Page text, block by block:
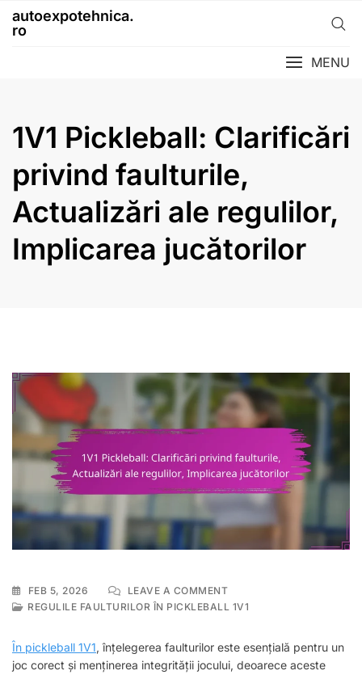
autoexpotehnica.
ro
MENU
1V1 Pickleball: Clarificări
privind faulturile,
Actualizări ale regulilor,
Implicarea jucătorilor
FEB 5, 2026 LEAVE A COMMENTON
1V1
PRIVIND
FAULTURILE,
REGULILE FAULTURILOR ÎN PICKLEBALL 1V1
În pickleball 1V1, înțelegerea faulturilor este esențială pentru un
joc corect și menținerea integrității jocului, deoarece aceste